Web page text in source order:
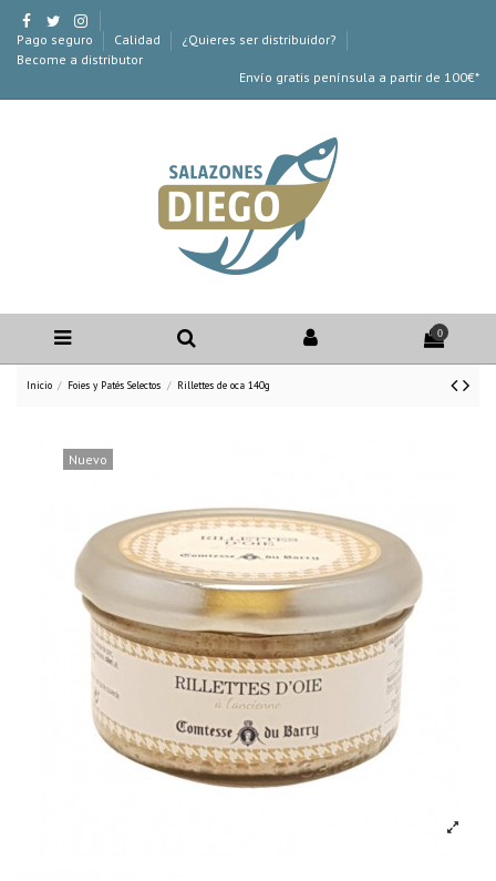
Pago seguro Calidad
¿Quieres ser distribuidor?
Become a distributor
Envío gratis península a partir de 100€*
0
Inicio Foies y Patés Selectos Rillettes de oca 140g
Nuevo